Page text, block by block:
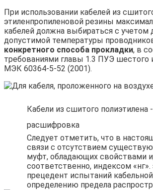
При использовании кабелей из
этиленпропиленовой резины
кабелей должна выбираться с учетом
допустимой температуры
конкретного способа прокладки, в
требованиями главы 1.3 ПУЭ шестого
МЭК 60364-5-52 (2001).
Кабели из сшитого
расшифровка
Следует отметить, что в
связи с отсутствием
муфт, обладающих свойствами
соответственно, индексом
прецедент испытаний
определению предела